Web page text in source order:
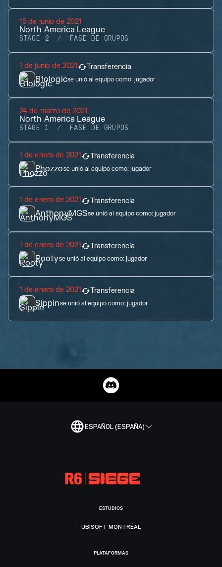
15 de junio de 2021
North America League
STAGE 2 FASE DE GRUPOS
1 de junio de 2021 Transferencia
B1ologicse unió al equipo como:jugador
24 de marzo de 2021
North America League
STAGE 1 FASE DE GRUPOS
1 de enero de 2021 Transferencia
Phozzose unió al equipo como:jugador
1 de enero de 2021 Transferencia
AnthonyMGSse unió al equipo como:jugador
1 de enero de 2021 Transferencia
Rootyse unió al equipo como:jugador
1 de enero de 2021 Transferencia
Sippinse unió al equipo como:jugador
ESPAÑOL (ESPAÑA)
ESTUDIOS
UBISOFT MONTRÉAL
PLATAFORMAS